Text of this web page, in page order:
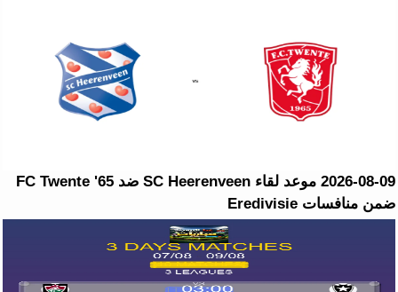
2026-08-09 موعد لقاء SC Heerenveen ضد FC Twente '65
ضمن منافسات Eredivisie